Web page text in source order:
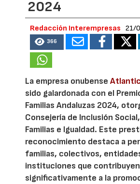
2024
Redacción Interempresas 21/
366
La empresa onubense
sido galardonada con el
Familias Andaluzas 2024,
Consejería de Inclusión
Familias e Igualdad. Este
reconocimiento destaca a
familias, colectivos,
instituciones que contribuyen
significativamente a la